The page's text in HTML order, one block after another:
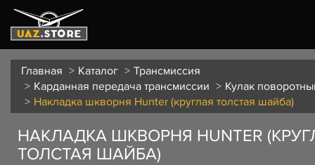
Главная Каталог
Трансмиссия
Карданная передача трансмиссии
Кулак
Накладка шкворня Hunter (круглая толстая шайба)
НАКЛАДКА ШКВОРНЯ HUNTER
ТОЛСТАЯ ШАЙБА)